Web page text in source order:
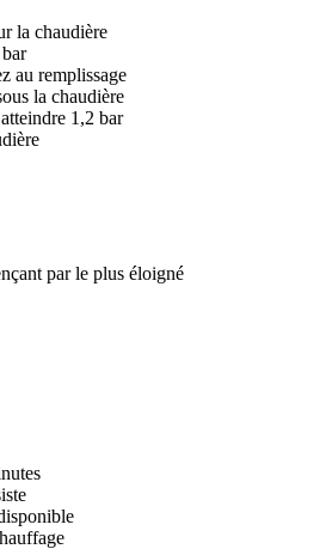
la chaudière
au remplissage
la chaudière
1,2 bar
par le plus éloigné